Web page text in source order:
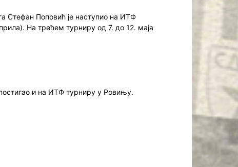
Стефан Поповић је наступио на ИТФ
На трећем турниру од 7. до 12. маја
и на ИТФ турниру у Ровињу.